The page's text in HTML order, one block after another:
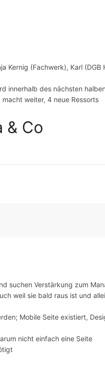
Kernig (Fachwerk), Karl
innerhalb des nächsten
weiter, 4 neue Ressorts
& Co
suchen Verstärkung zum
weil sie bald raus ist und
Mobile Seite existiert,
nicht einfach eine Seite